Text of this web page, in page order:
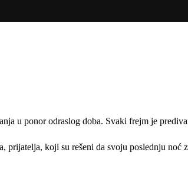
u ponor odraslog doba. Svaki frejm je
koji su rešeni da svoju poslednju noć